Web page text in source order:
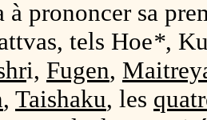
à prononcer sa
tels Hoe*,
i, Fugen,
, Taishaku, les